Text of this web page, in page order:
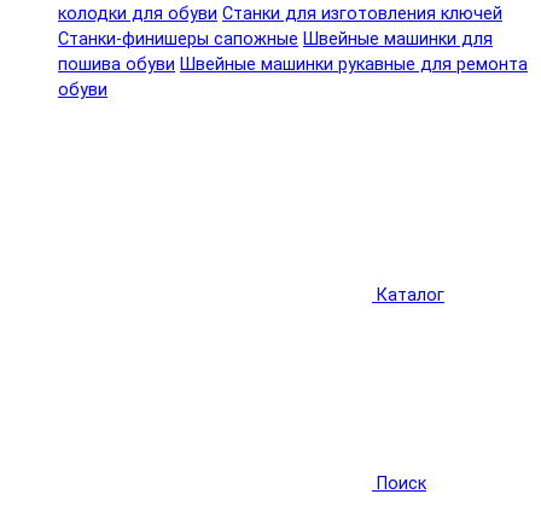
колодки для обуви Станки для изготовления ключей
Станки-финишеры сапожные Швейные машинки для
пошива обуви Швейные машинки рукавные для ремонта
обуви
Каталог
Поиск